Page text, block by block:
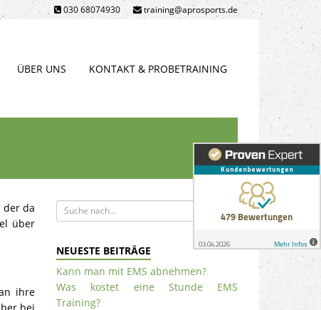
030 68074930 training@aprosports.de
ÜBER UNS KONTAKT & PROBETRAINING
der da
über
ihre
NEUESTE BEITRÄGE
Kann man mit EMS abnehmen?
Was kostet eine Stunde EMS
Training?